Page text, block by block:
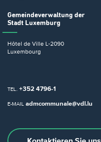
Gemeindeverwaltung der
Stadt Luxemburg
Hôtel de Ville L-2090
Luxembourg
TEL. +352 4796-1
E-MAIL admcommunale@vdl.lu